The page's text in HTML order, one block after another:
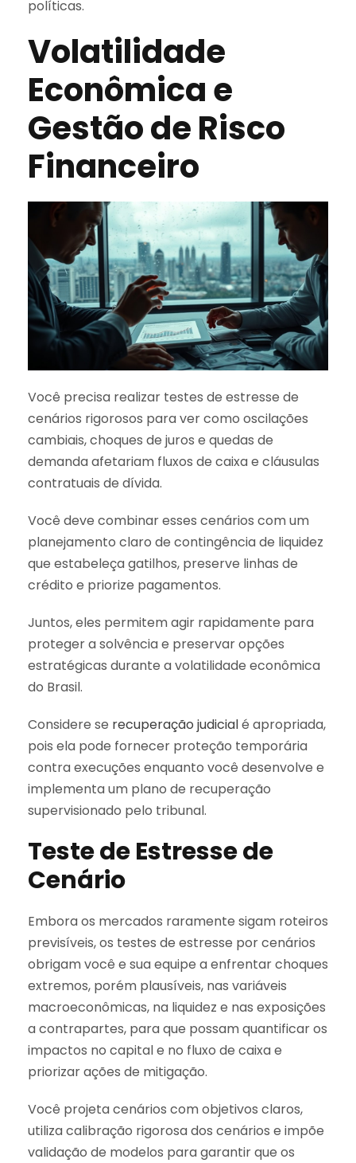
políticas.
Volatilidade
Econômica e
Gestão de Risco
Financeiro
Você precisa realizar testes de estresse de
cenários rigorosos para ver como oscilações
cambiais, choques de juros e quedas de
demanda afetariam fluxos de caixa e cláusulas
contratuais de dívida.
Você deve combinar esses cenários com um
planejamento claro de contingência de liquidez
que estabeleça gatilhos, preserve linhas de
crédito e priorize pagamentos.
Juntos, eles permitem agir rapidamente para
proteger a solvência e preservar opções
estratégicas durante a volatilidade econômica
do Brasil.
Considere se recuperação judicialé apropriada,
pois ela pode fornecer proteção temporária
contra execuções enquanto você desenvolve e
implementa um plano de recuperação
supervisionado pelo tribunal.
Teste de Estresse de
Cenário
Embora os mercados raramente sigam roteiros
previsíveis, os testes de estresse por cenários
obrigam você e sua equipe a enfrentar choques
extremos, porém plausíveis, nas variáveis
macroeconômicas, na liquidez e nas exposições
a contrapartes, para que possam quantificar os
impactos no capital e no fluxo de caixa e
priorizar ações de mitigação.
Você projeta cenários com objetivos claros,
utiliza calibração rigorosa dos cenários e impõe
validação de modelos para garantir que os